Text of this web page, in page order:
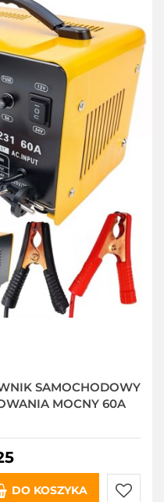
SAMOCHODOWY
MOCNY 60A
DO KOSZYKA